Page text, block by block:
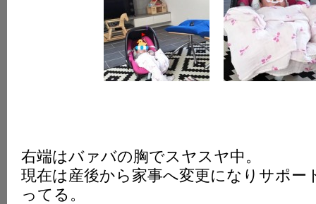
右端はバァバの胸でスヤスヤ中。
現在は産後から家事へ変更になりサポー
ってる。